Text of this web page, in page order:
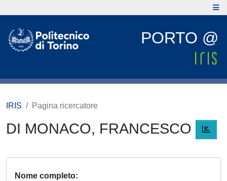
PORTO @
IRIS Pagina ricercatore
DI MONACO, FRANCESCO
Nome completo